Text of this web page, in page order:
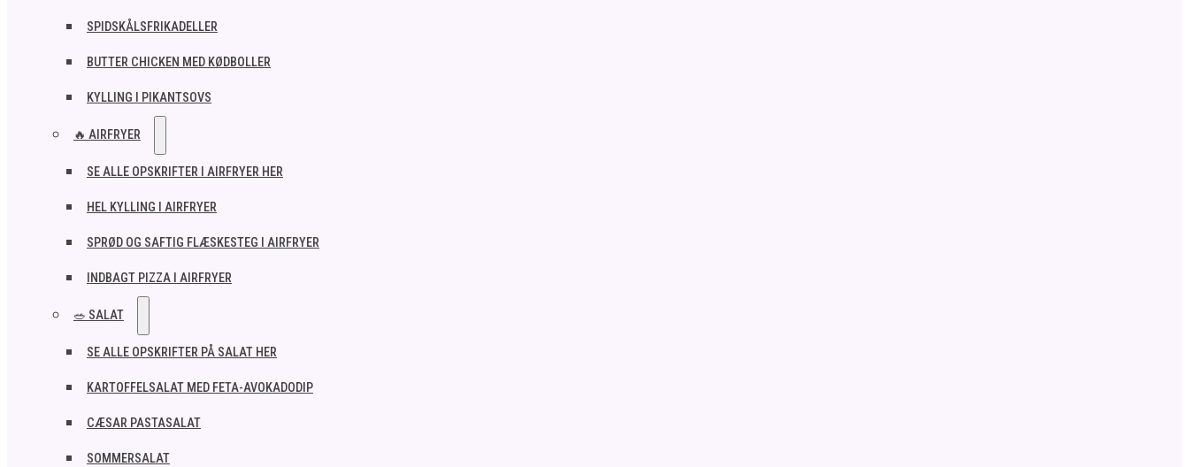
SPIDSKÅLSFRIKADELLER
BUTTER CHICKEN MED KØDBOLLER
KYLLING I PIKANTSOVS
🔥 AIRFRYER
SE ALLE OPSKRIFTER I AIRFRYER HER
HEL KYLLING I AIRFRYER
SPRØD OG SAFTIG FLÆSKESTEG I AIRFRYER
INDBAGT PIZZA I AIRFRYER
🥗 SALAT
SE ALLE OPSKRIFTER PÅ SALAT HER
KARTOFFELSALAT MED FETA-AVOKADODIP
CÆSAR PASTASALAT
SOMMERSALAT